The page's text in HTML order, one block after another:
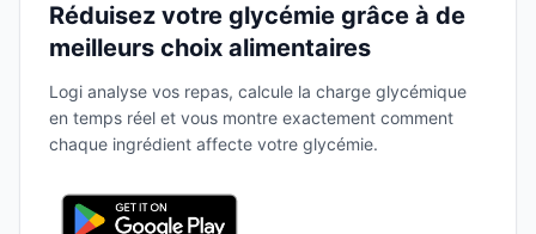
Réduisez votre glycémie grâce à de
meilleurs choix alimentaires
Logi analyse vos repas, calcule la charge glycémique
en temps réel et vous montre exactement comment
chaque ingrédient affecte votre glycémie.